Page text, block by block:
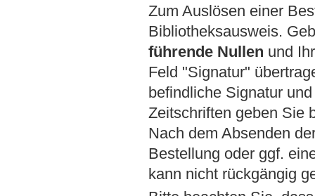
Zum Auslösen einer
Bibliotheksausweis.
führende Nullen und
Feld "Signatur"
befindliche Signatur
Zeitschriften geben Sie
Nach dem Absenden
Bestellung oder ggf.
kann nicht rückgängig